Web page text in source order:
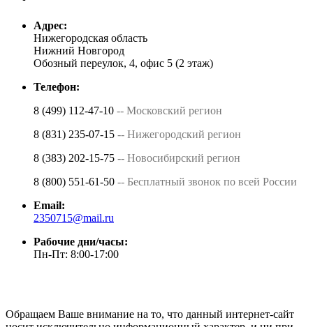
Адрес:
Нижегородская область
Нижний Новгород
Обозный переулок, 4, офис 5 (2 этаж)
Телефон:
8 (499) 112-47-10 -- Московский регион
8 (831) 235-07-15 -- Нижегородский регион
8 (383) 202-15-75 -- Новосибирский регион
8 (800) 551-61-50 -- Бесплатный звонок по всей России
Email:
2350715@mail.ru
Рабочие дни/часы:
Пн-Пт: 8:00-17:00
Обращаем Ваше внимание на то, что данный интернет-сайт